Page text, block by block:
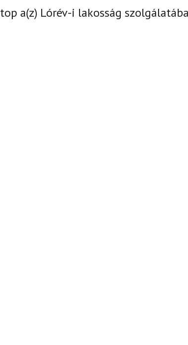
a(z) Lórév-i lakosság